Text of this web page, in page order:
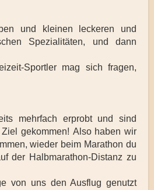
und kleinen leckeren und
Spezialitäten, und dann
Sportler mag sich fragen,
mehrfach erprobt und sind
gekommen! Also haben wir
wieder beim Marathon du
der Halbmarathon-Distanz zu
von uns den Ausflug genutzt